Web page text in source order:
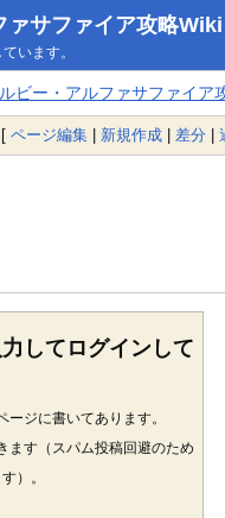
ァサファイア攻略Wiki
います。
ビー・アルファサファイア
ページ編集 | 新規作成 | 差分 |
してログインして
ジに書いてあります。
ます（スパム投稿回避のため
）。